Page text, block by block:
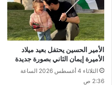
الأمير الحسين يحتفل بعيد ميلاد
الأميرة إيمان الثاني بصورة جديدة
الثلاثاء 4 أغسطس 2026 الساعة
2:36 ص